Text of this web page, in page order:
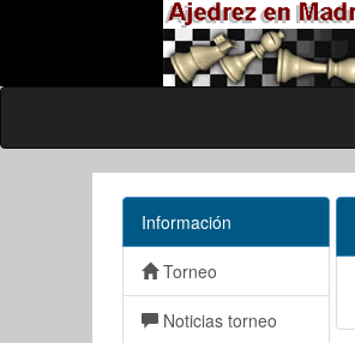
Información
Torneo
Noticias torneo